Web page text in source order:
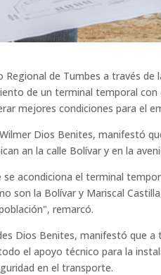
Regional de Tumbes a través
de un terminal temporal
mejores condiciones para el
Dios Benites, manifestó
an la calle Bolívar y en la
acondiciona el terminal
son la Bolívar y Mariscal
remarcó.
Dios Benites, manifestó que
el apoyo técnico para la
en el transporte.